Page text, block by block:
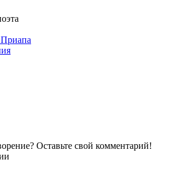
Приапа
Оставьте свой комментарий!